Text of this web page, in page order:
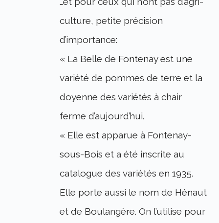
culture, petite précision
d’importance:
« La Belle de Fontenay est une
variété de pommes de terre et la
doyenne des variétés à chair
ferme d’aujourd’hui.
« Elle est apparue à Fontenay-
sous-Bois et a été inscrite au
catalogue des variétés en 1935.
Elle porte aussi le nom de Hénaut
et de Boulangère. On l’utilise pour